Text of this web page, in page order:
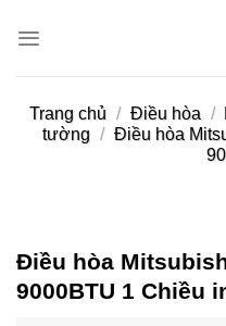
Trang chủ / Điều hòa /
tường / Điều hòa
Điều hòa
9000BTU 1 Chiều